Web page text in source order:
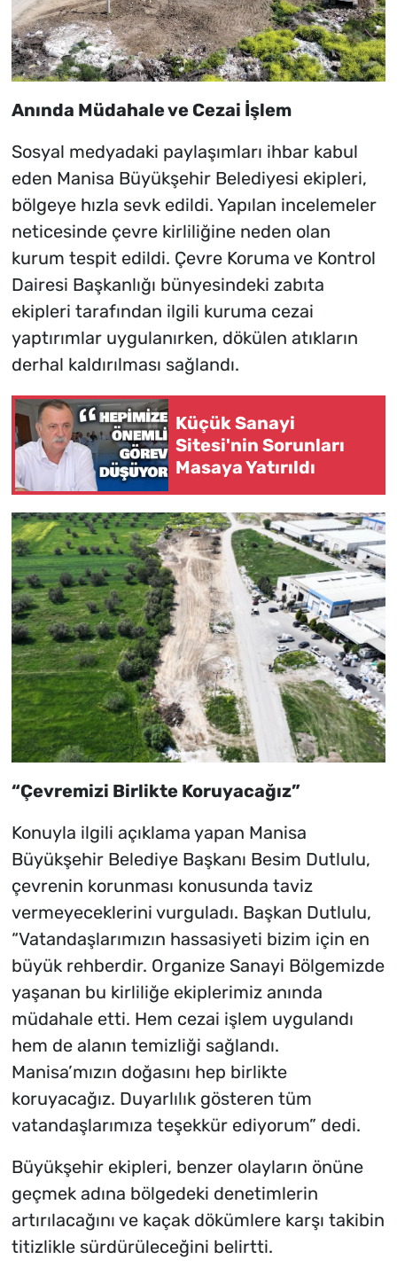
Anında Müdahale ve Cezai İşlem
Sosyal medyadaki paylaşımları ihbar kabul
eden Manisa Büyükşehir Belediyesi ekipleri,
bölgeye hızla sevk edildi. Yapılan incelemeler
neticesinde çevre kirliliğine neden olan
kurum tespit edildi. Çevre Koruma ve Kontrol
Dairesi Başkanlığı bünyesindeki zabıta
ekipleri tarafından ilgili kuruma cezai
yaptırımlar uygulanırken, dökülen atıkların
derhal kaldırılması sağlandı.
Küçük Sanayi
Sitesi'nin Sorunları
Masaya Yatırıldı
“Çevremizi Birlikte Koruyacağız”
Konuyla ilgili açıklama yapan Manisa
Büyükşehir Belediye Başkanı Besim Dutlulu,
çevrenin korunması konusunda taviz
vermeyeceklerini vurguladı. Başkan Dutlulu,
“Vatandaşlarımızın hassasiyeti bizim için en
büyük rehberdir. Organize Sanayi Bölgemizde
yaşanan bu kirliliğe ekiplerimiz anında
müdahale etti. Hem cezai işlem uygulandı
hem de alanın temizliği sağlandı.
Manisa’mızın doğasını hep birlikte
koruyacağız. Duyarlılık gösteren tüm
vatandaşlarımıza teşekkür ediyorum” dedi.
Büyükşehir ekipleri, benzer olayların önüne
geçmek adına bölgedeki denetimlerin
artırılacağını ve kaçak dökümlere karşı takibin
titizlikle sürdürüleceğini belirtti.